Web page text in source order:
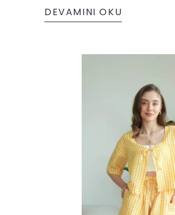
plana çıkmasıyla, müslin
daha gözde!
DEVAMINI OKU